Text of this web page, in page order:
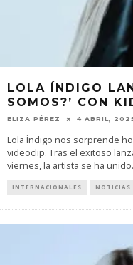
LOLA ÍNDIGO
SOMOS?’ CON
ELIZA PÉREZ 4 ABRIL,
Lola Índigo nos sorprende
videoclip. Tras el exitoso
viernes, la artista se ha unido
INTERNACIONALES NOTICIAS